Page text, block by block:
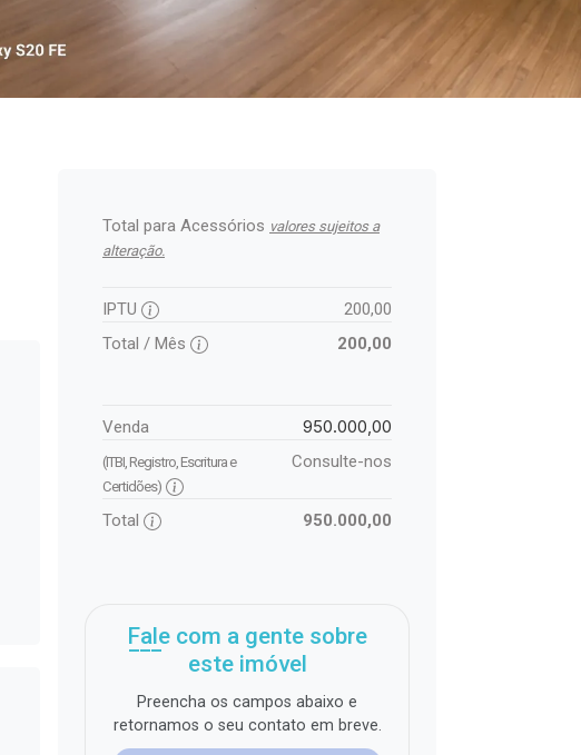
Total para Acessórios valores sujeitos a
alteração.
IPTU
200,00
Total / Mês
200,00
Venda 950.000,00
(ITBI, Registro, Escritura e
Certidões)
Consulte-nos
Total 950.000,00
Fale com a gente sobre
este imóvel
Preencha os campos abaixo e
retornamos o seu contato em breve.